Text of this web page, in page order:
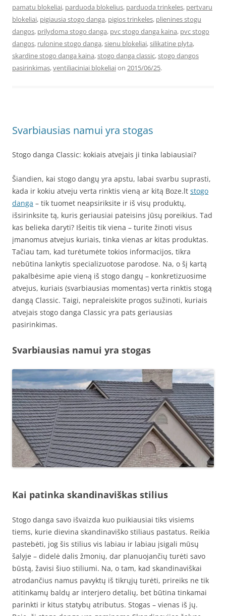
pamatu blokeliai, parduoda blokelius, parduoda trinkeles, pertvaru
blokeliai, pigiausia stogo danga, pigios trinkeles, plienines stogu
dangos, prilydoma stogo danga, pvc stogo danga kaina, pvc stogo
dangos, rulonine stogo danga,sienu blokeliai,silikatine plyta,
skardine stogo danga kaina,stogo danga classic,stogo dangos
pasirinkimas,ventiliaciniai blokeliaion 2015/06/25.
Svarbiausias namui yra stogas
Stogo danga Classic: kokiais atvejais ji tinka labiausiai?
Šiandien, kai stogo dangų yra apstu, labai svarbu suprasti,
kada ir kokiu atveju verta rinktis vieną ar kitą Boze.lt stogo
danga – tik tuomet neapsiriksite ir iš visų produktų,
išsirinksite tą, kuris geriausiai pateisins jūsų poreikius. Tad
kas belieka daryti? Išeitis tik viena – turite žinoti visus
įmanomus atvejus kuriais, tinka vienas ar kitas produktas.
Tačiau tam, kad turėtumėte tokios informacijos, tikra
nebūtina lankytis specializuotose parodose. Na, o šį kartą
pakalbėsime apie vieną iš stogo dangų – konkretizuosime
atvejus, kuriais (svarbiausias momentas) verta rinktis stogą
dangą Classic. Taigi, nepraleiskite progos sužinoti, kuriais
atvejais stogo danga Classic yra pats geriausias
pasirinkimas.
Svarbiausias namui yra stogas
Kai patinka skandinaviškas stilius
Stogo danga savo išvaizda kuo puikiausiai tiks visiems
tiems, kurie dievina skandinaviško stiliaus pastatus. Reikia
pastebėti, jog šis stilius vis labiau ir labiau įsigali mūsų
šalyje – didelė dalis žmonių, dar planuojančių turėti savo
būstą, žavisi šiuo stiliumi. Na, o tam, kad skandinaviškai
atrodančius namus pavyktų iš tikrųjų turėti, prireiks ne tik
atitinkamų baldų ar interjero detalių, bet būtina tinkamai
parinkti ir kitus statybų atributus. Stogas – vienas iš jų.